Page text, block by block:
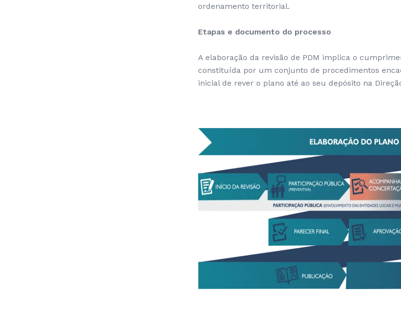
ordenamento territorial.
Etapas e documento do processo
A elaboração da revisão de PDM implica o
constituída por um conjunto de procedimentos
inicial de rever o plano até ao seu depósito na